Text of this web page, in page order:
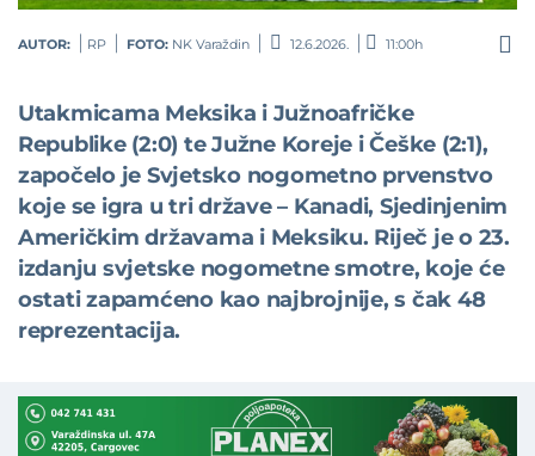
AUTOR: RP FOTO: NK Varaždin 12.6.2026. 11:00h
Utakmicama Meksika i Južnoafričke
Republike (2:0) te Južne Koreje i Češke (2:1),
započelo je Svjetsko nogometno prvenstvo
koje se igra u tri države – Kanadi, Sjedinjenim
Američkim državama i Meksiku. Riječ je o 23.
izdanju svjetske nogometne smotre, koje će
ostati zapamćeno kao najbrojnije, s čak 48
reprezentacija.